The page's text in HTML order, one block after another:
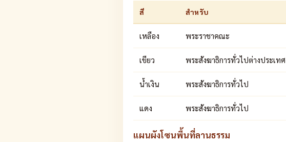
สี สำหรับ
เหลือง พระราชาคณะ
เขียว พระสังฆาธิการทั่วไปต่างประเทศ
น้ำเงิน พระสังฆาธิการทั่วไป
แดง พระสังฆาธิการทั่วไป
แผนผังโซนพื้นที่ลานธรรม